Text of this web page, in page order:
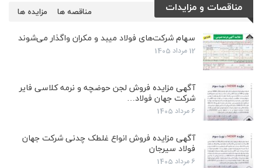
مناقصات و مزایدات مزایده ها مناقصه ها
سهام شرکت‌های فولاد میبد و مکران واگذار می‌شوند
12 مرداد 1405
آگهی مزایده فروش لجن حوضچه و نرمه کلاسی فایر
شرکت جهان فولاد…
6 مرداد 1405
آگهی مزایده فروش انواع غلطک چدنی شرکت جهان
فولاد سیرجان
6 مرداد 1405